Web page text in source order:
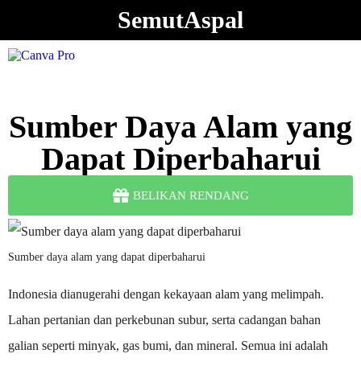
SemutAspal
Sumber Daya Alam yang
Dapat Diperbaharui
BELIKAN RENDANG
Sumber daya alam yang dapat diperbaharui
Indonesia dianugerahi dengan kekayaan alam yang melimpah.
Lahan pertanian dan perkebunan subur, serta cadangan bahan
galian seperti minyak, gas bumi, dan mineral. Semua ini adalah